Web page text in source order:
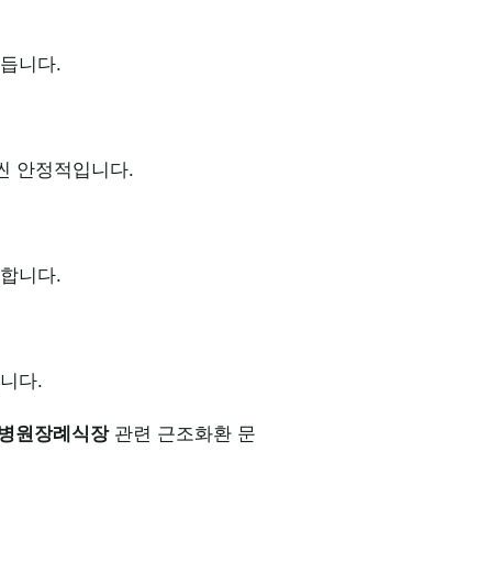
니다.
안정적입니다.
니다.
다.
원장례식장관련 근조화환 문